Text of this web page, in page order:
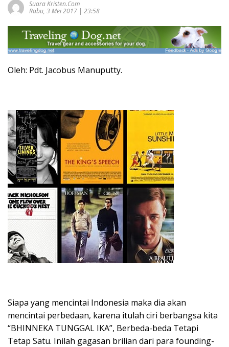
Suara Kristen.com
Rabu, 3 Mei 2017 | 23:58
Oleh: Pdt. Jacobus Manuputty.
Siapa yang mencintai Indonesia maka dia akan
mencintai perbedaan, karena itulah ciri berbangsa kita
“BHINNEKA TUNGGAL IKA”, Berbeda-beda Tetapi
Tetap Satu. Inilah gagasan brilian dari para founding-